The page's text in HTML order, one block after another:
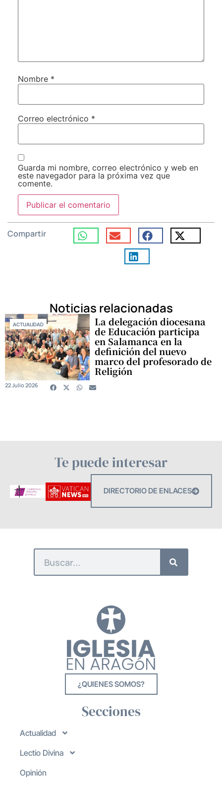
Nombre *
Correo electrónico *
Guarda mi nombre, correo electrónico y web en
este navegador para la próxima vez que
comente.
Compartir
Noticias relacionadas
ACTUALIDAD La delegación diocesana
de Educación participa
en Salamanca en la
definición del nuevo
marco del profesorado de
Religión
22 Julio 2026
Te puede interesar
DIRECTORIO DE ENLACES
¿QUIENES SOMOS?
Secciones
Actualidad
Lectio Divina
Opinión